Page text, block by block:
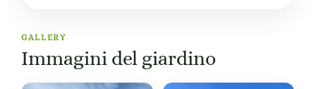
GALLERY
Immagini del giardino